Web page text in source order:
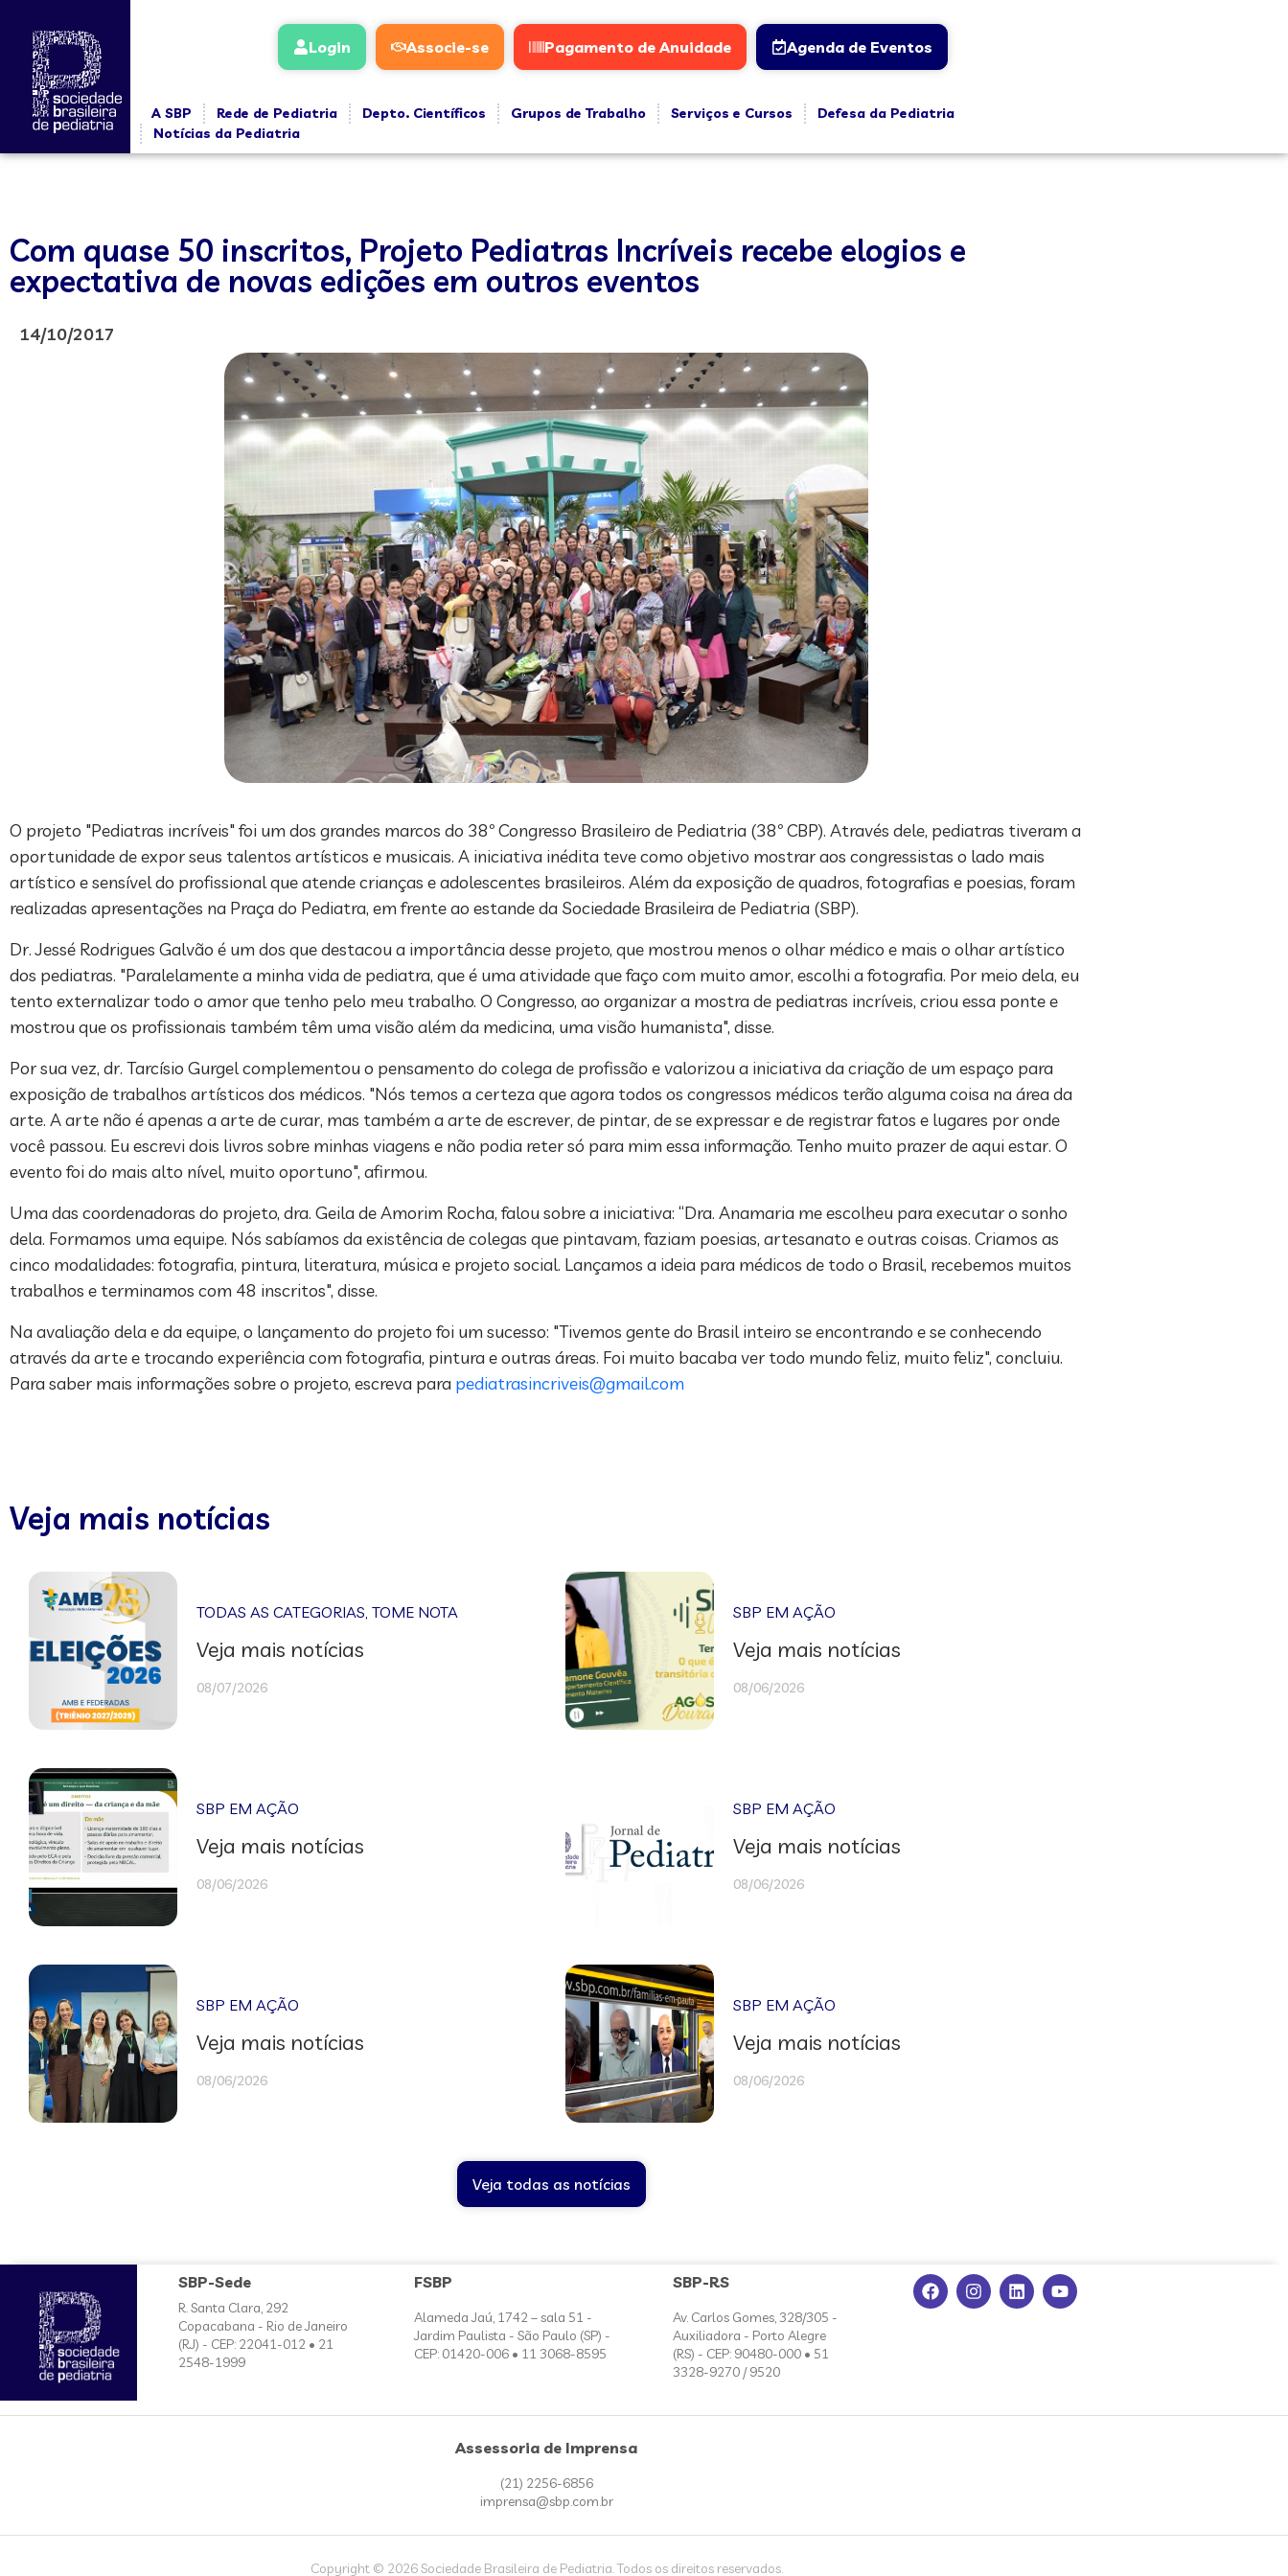
Login Associe-se Pagamento de Anuidade Agenda de Eventos
A SBP Rede de Pediatria Depto. Científicos Grupos de Trabalho Serviços e Cursos
Defesa da Pediatria
Notícias da Pediatria
Com quase 50 inscritos, Projeto Pediatras Incríveis recebe elogios e
expectativa de novas edições em outros eventos
14/10/2017
O projeto "Pediatras incríveis" foi um dos grandes marcos do 38º Congresso Brasileiro de Pediatria (38º CBP). Através dele, pediatras tiveram a
oportunidade de expor seus talentos artísticos e musicais. A iniciativa inédita teve como objetivo mostrar aos congressistas o lado mais
artístico e sensível do profissional que atende crianças e adolescentes brasileiros. Além da exposição de quadros, fotografias e poesias, foram
realizadas apresentações na Praça do Pediatra, em frente ao estande da Sociedade Brasileira de Pediatria (SBP).
Dr. Jessé Rodrigues Galvão é um dos que destacou a importância desse projeto, que mostrou menos o olhar médico e mais o olhar artístico
dos pediatras. "Paralelamente a minha vida de pediatra, que é uma atividade que faço com muito amor, escolhi a fotografia. Por meio dela, eu
tento externalizar todo o amor que tenho pelo meu trabalho. O Congresso, ao organizar a mostra de pediatras incríveis, criou essa ponte e
mostrou que os profissionais também têm uma visão além da medicina, uma visão humanista", disse.
Por sua vez, dr. Tarcísio Gurgel complementou o pensamento do colega de profissão e valorizou a iniciativa da criação de um espaço para
exposição de trabalhos artísticos dos médicos. "Nós temos a certeza que agora todos os congressos médicos terão alguma coisa na área da
arte. A arte não é apenas a arte de curar, mas também a arte de escrever, de pintar, de se expressar e de registrar fatos e lugares por onde
você passou. Eu escrevi dois livros sobre minhas viagens e não podia reter só para mim essa informação. Tenho muito prazer de aqui estar. O
evento foi do mais alto nível, muito oportuno", afirmou.
Uma das coordenadoras do projeto, dra. Geila de Amorim Rocha, falou sobre a iniciativa: “Dra. Anamaria me escolheu para executar o sonho
dela. Formamos uma equipe. Nós sabíamos da existência de colegas que pintavam, faziam poesias, artesanato e outras coisas. Criamos as
cinco modalidades: fotografia, pintura, literatura, música e projeto social. Lançamos a ideia para médicos de todo o Brasil, recebemos muitos
trabalhos e terminamos com 48 inscritos", disse.
Na avaliação dela e da equipe, o lançamento do projeto foi um sucesso: "Tivemos gente do Brasil inteiro se encontrando e se conhecendo
através da arte e trocando experiência com fotografia, pintura e outras áreas. Foi muito bacaba ver todo mundo feliz, muito feliz", concluiu.
Para saber mais informações sobre o projeto, escreva para pediatrasincriveis@gmail.com
Veja mais notícias
TODAS AS CATEGORIAS ,TOME NOTA
Veja mais notícias
08/07/2026
SBP EM AÇÃO
Veja mais notícias
08/06/2026
SBP EM AÇÃO
Veja mais notícias
08/06/2026
SBP EM AÇÃO
Veja mais notícias
08/06/2026
SBP EM AÇÃO
Veja mais notícias
08/06/2026
SBP EM AÇÃO
Veja mais notícias
08/06/2026
Veja todas as notícias
SBP-Sede
R. Santa Clara, 292
Copacabana - Rio de Janeiro
(RJ) - CEP: 22041-012 • 21
2548-1999
FSBP
Alameda Jaú, 1742 – sala 51 -
Jardim Paulista - São Paulo (SP) -
CEP: 01420-006 • 11 3068-8595
SBP-RS
Av. Carlos Gomes, 328/305 -
Auxiliadora - Porto Alegre
(RS) - CEP: 90480-000 • 51
3328-9270 / 9520
Assessoria de Imprensa
(21) 2256-6856
imprensa@sbp.com.br
Copyright © 2026 Sociedade Brasileira de Pediatria. Todos os direitos reservados.